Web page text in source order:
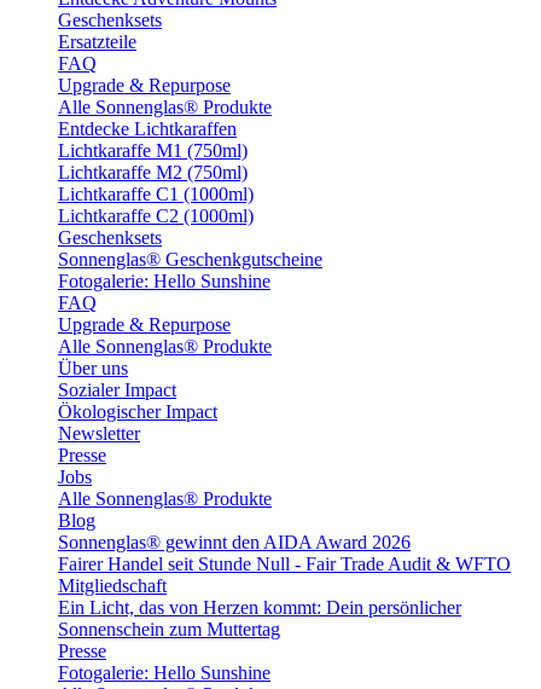
Geschenksets
Ersatzteile
FAQ
Upgrade & Repurpose
Alle Sonnenglas® Produkte
Entdecke Lichtkaraffen
Lichtkaraffe M1 (750ml)
Lichtkaraffe M2 (750ml)
Lichtkaraffe C1 (1000ml)
Lichtkaraffe C2 (1000ml)
Geschenksets
Sonnenglas® Geschenkgutscheine
Fotogalerie: Hello Sunshine
FAQ
Upgrade & Repurpose
Alle Sonnenglas® Produkte
Über uns
Sozialer Impact
Ökologischer Impact
Newsletter
Presse
Jobs
Alle Sonnenglas® Produkte
Blog
Sonnenglas® gewinnt den AIDA Award 2026
Fairer Handel seit Stunde Null - Fair Trade Audit & WFTO
Mitgliedschaft
Ein Licht, das von Herzen kommt: Dein persönlicher
Sonnenschein zum Muttertag
Presse
Fotogalerie: Hello Sunshine